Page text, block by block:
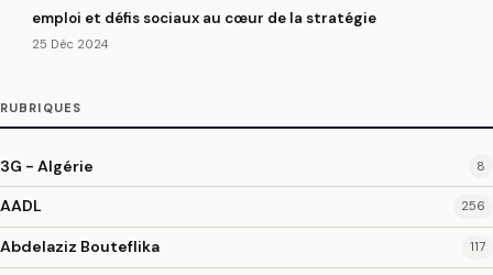
emploi et défis sociaux au cœur de la stratégie
25 Déc 2024
RUBRIQUES
3G - Algérie 8
AADL 256
Abdelaziz Bouteflika 117